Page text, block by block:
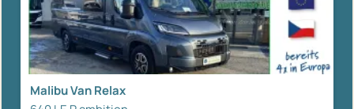
Malibu Van Relax